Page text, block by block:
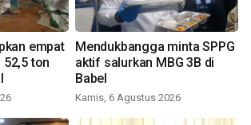
empat
ton
Mendukbangga minta SPPG
aktif salurkan MBG 3B di
Babel
Kamis, 6 Agustus 2026